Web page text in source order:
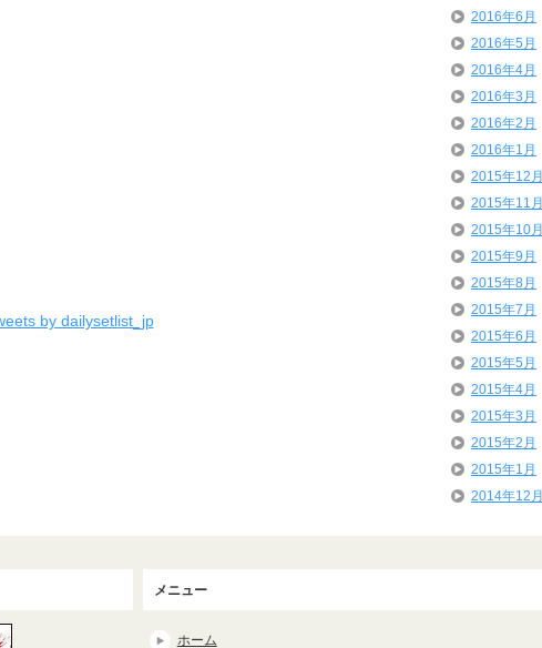
by dailysetlist_jp
2016年6月
2016年5月
2016年4月
2016年3月
2016年2月
2016年1月
2015年12月
2015年11月
2015年10月
2015年9月
2015年8月
2015年7月
2015年6月
2015年5月
2015年4月
2015年3月
2015年2月
2015年1月
2014年12月
メニュー
ホーム